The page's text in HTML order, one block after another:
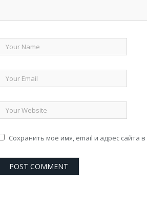
Сохранить моё имя, email и адрес сайта